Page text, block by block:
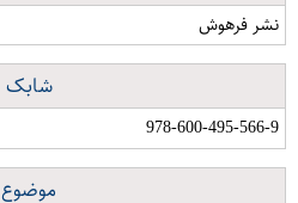
نشر فرهوش
شابک
978-600-495-566-9
موضوع